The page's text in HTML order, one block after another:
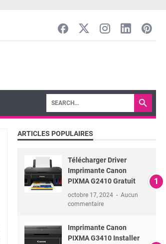
ARTICLES POPULAIRES
Télécharger Driver
Imprimante Canon
PIXMA G2410 Gratuit
octobre 17, 2024
Aucun
commentaire
Imprimante Canon
PIXMA G3410 Installer